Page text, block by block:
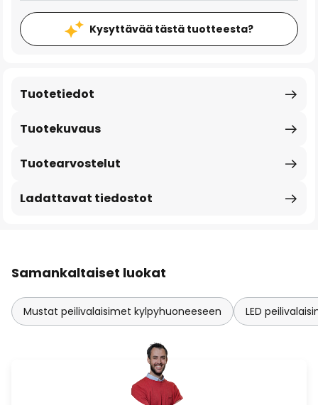
Kysyttävää tästä tuotteesta?
Tuotekuvaus
Tuotetiedot
Tuotearvostelut
Ladattavat tiedostot
Samankaltaiset luokat
Mustat peilivalaisimet kylpyhuoneeseen LED